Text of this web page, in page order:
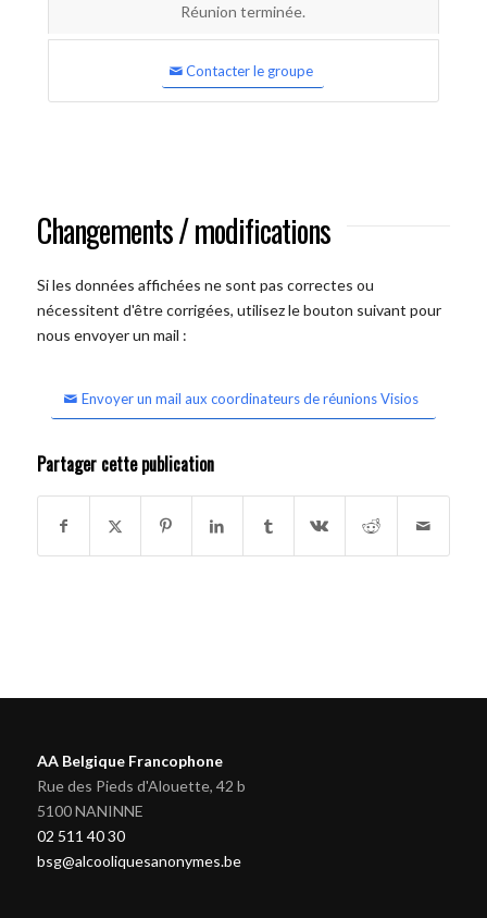
Réunion terminée.
Contacter le groupe
Changements / modifications
Si les données affichées ne sont pas correctes ou
nécessitent d'être corrigées, utilisez le bouton suivant pour
nous envoyer un mail :
Envoyer un mail aux coordinateurs de réunions Visios
Partager cette publication
AA Belgique Francophone
Rue des Pieds d'Alouette, 42 b
5100 NANINNE
02 511 40 30
bsg@alcooliquesanonymes.be